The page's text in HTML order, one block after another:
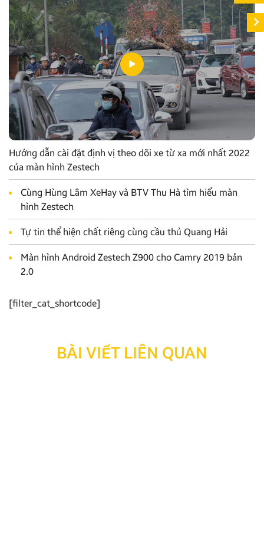
Hướng dẫn cài đặt định vị theo dõi xe từ xa mới nhất 2022
của màn hình Zestech
Cùng Hùng Lâm XeHay và BTV Thu Hà tìm hiểu màn
hình Zestech
Tự tin thể hiện chất riêng cùng cầu thủ Quang Hải
Màn hình Android Zestech Z900 cho Camry 2019 bản
2.0
[filter_cat_shortcode]
BÀI VIẾT LIÊN QUAN